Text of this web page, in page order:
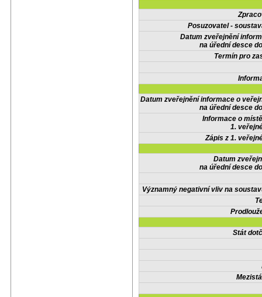
Posuzovatel -
Datum zveřejnění
na úřední desce
Termín pro
Datum zveřejnění informace o
na úřední desce
Informace o
1.
Zápis z 1.
Datum
na úřední desce
Významný negativní vliv na
Stát